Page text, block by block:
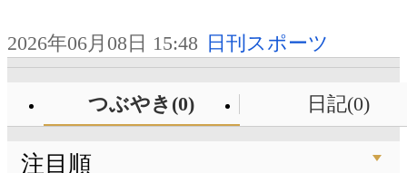
2026年06月08日 15:48 日刊スポーツ
つぶやき(0) 日記(0)
注目順